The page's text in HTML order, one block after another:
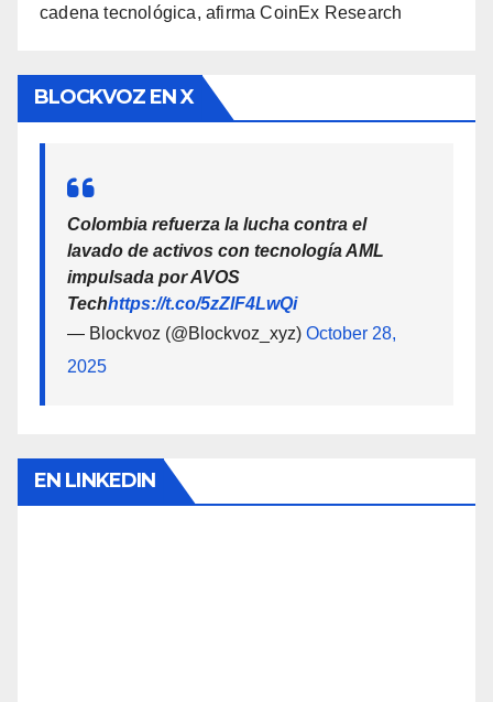
cadena tecnológica, afirma CoinEx Research
BLOCKVOZ EN X
Colombia refuerza la lucha contra el
lavado de activos con tecnología AML
impulsada por AVOS
Techhttps://t.co/5zZlF4LwQi
— Blockvoz (@Blockvoz_xyz) October 28,
2025
EN LINKEDIN